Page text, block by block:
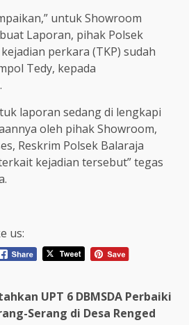
untuk Showroom
Laporan, pihak Polsek
perkara (TKP) sudah
Tedy, kepada
.
laporan sedang di lengkapi
oleh pihak Showroom,
Reskrim Polsek Balaraja
kejadian tersebut” tegas
us:
UPT 6 DBMSDA Perbaiki
Serang di Desa Renged